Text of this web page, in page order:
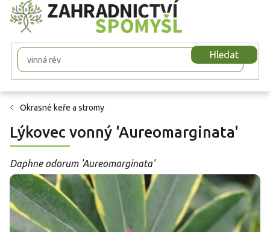
Přejít
na
obsah
Hledat
Okrasné keře a stromy
Lýkovec vonný 'Aureomarginata'
Daphne odorum 'Aureomarginata'